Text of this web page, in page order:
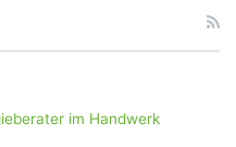
im Handwerk